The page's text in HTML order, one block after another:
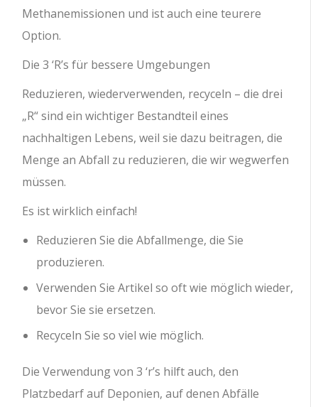
Methanemissionen und ist auch eine teurere
Option.
Die 3 ‘R’s für bessere Umgebungen
Reduzieren, wiederverwenden, recyceln – die drei
„R“ sind ein wichtiger Bestandteil eines
nachhaltigen Lebens, weil sie dazu beitragen, die
Menge an Abfall zu reduzieren, die wir wegwerfen
müssen.
Es ist wirklich einfach!
Reduzieren Sie die Abfallmenge, die Sie
produzieren.
Verwenden Sie Artikel so oft wie möglich wieder,
bevor Sie sie ersetzen.
Recyceln Sie so viel wie möglich.
Die Verwendung von 3 ‘r’s hilft auch, den
Platzbedarf auf Deponien, auf denen Abfälle